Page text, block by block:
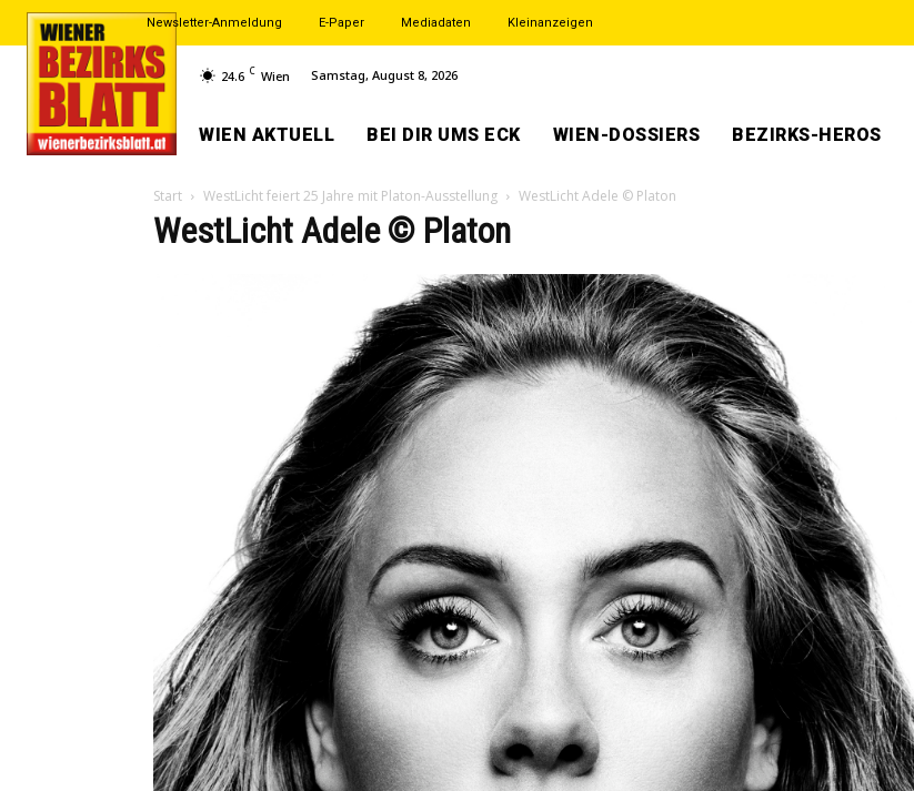
Newsletter-Anmeldung E-Paper Mediadaten Kleinanzeigen
24.6 C Wien Samstag, August 8, 2026
WIEN AKTUELL BEI DIR UMS ECK WIEN-DOSSIERS BEZIRKS-HEROS
Start WestLicht feiert 25 Jahre mit Platon-Ausstellung WestLicht Adele © Platon
WestLicht Adele © Platon